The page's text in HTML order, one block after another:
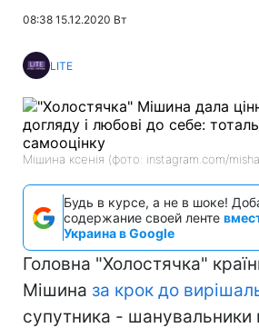
08:38 15.12.2020 Вт
LITE
Мішина ксенія (фото: instagram.com/
Будь в курсе, а не в шоке!
содержание своей ленте
Украина в Google
Головна "Холостячка"
Мішина за крок до
супутника - шанувальники